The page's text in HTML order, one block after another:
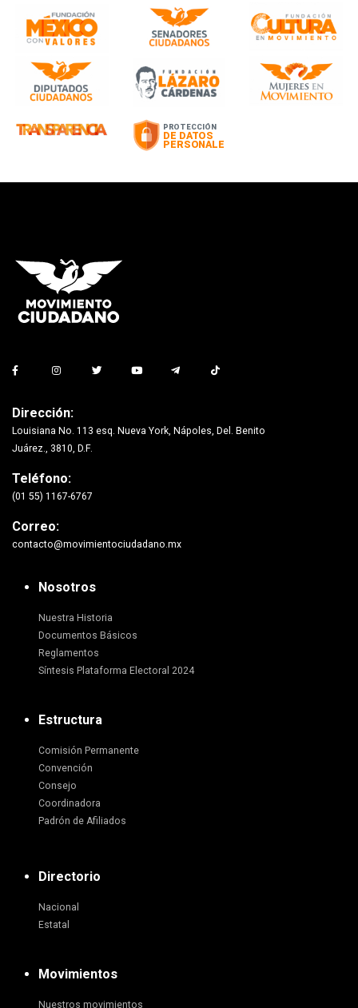
Dirección:
Louisiana No. 113 esq. Nueva York, Nápoles, Del. Benito
Juárez., 3810, D.F.
Teléfono:
(01 55) 1167-6767
Correo:
contacto@movimientociudadano.mx
Nosotros
Nuestra Historia
Documentos Básicos
Reglamentos
Síntesis Plataforma Electoral 2024
Estructura
Comisión Permanente
Convención
Consejo
Coordinadora
Padrón de Afiliados
Directorio
Nacional
Estatal
Movimientos
Nuestros movimientos